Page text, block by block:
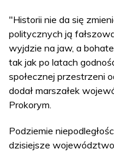
"Historii nie da się
politycznych ją
wyjdzie na jaw, a
tak jak po latach
społecznej przestrzeni
dodał marszałek
Prokorym.
Podziemie
dzisiejsze